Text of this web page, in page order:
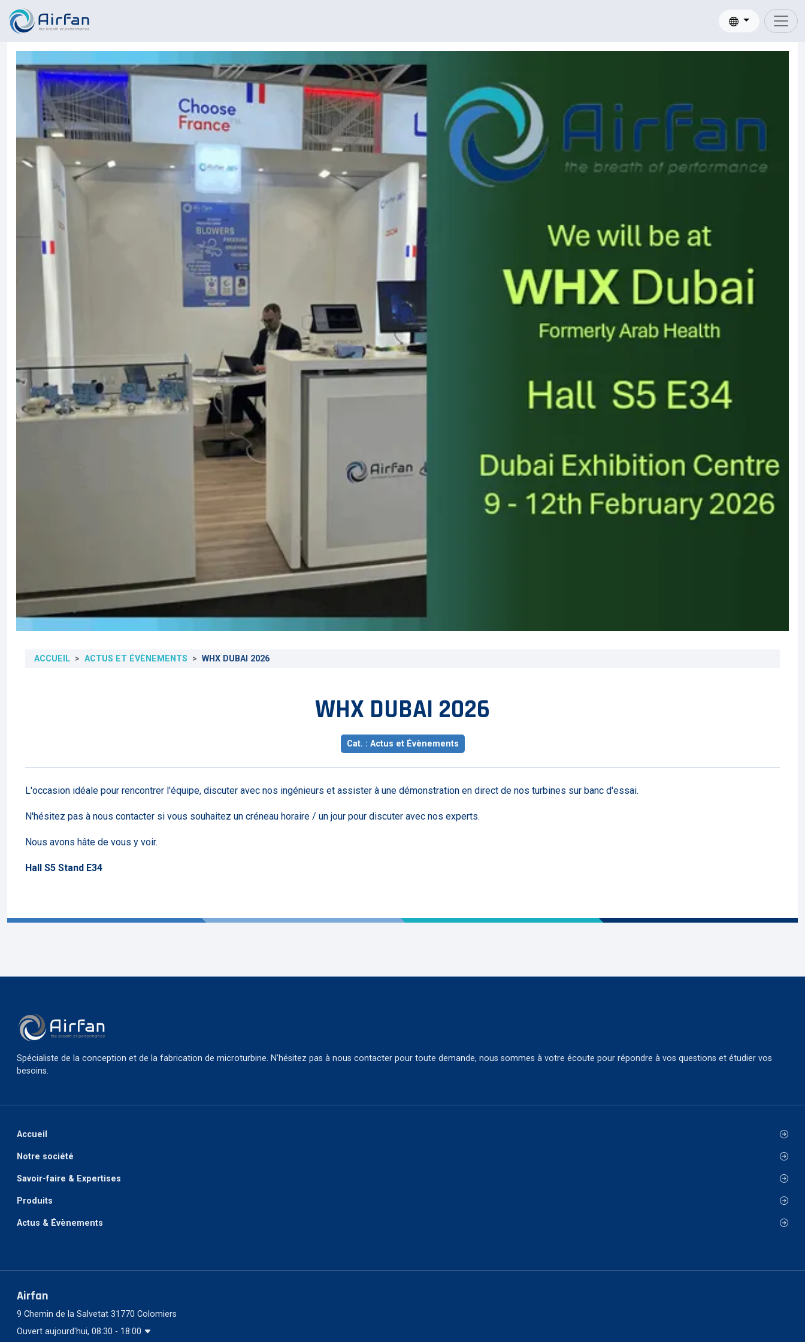
ACCUEIL ACTUS ET ÉVÈNEMENTS WHX DUBAI 2026
WHX DUBAI 2026
Cat. : Actus et Évènements
L'occasion idéale pour rencontrer l'équipe, discuter avec nos ingénieurs et assister à une démonstration en direct de nos turbines sur banc d'essai.
N'hésitez pas à nous contacter si vous souhaitez un créneau horaire / un jour pour discuter avec nos experts.
Nous avons hâte de vous y voir.
Hall S5 Stand E34
Spécialiste de la conception et de la fabrication de microturbine. N’hésitez pas à nous contacter pour toute demande, nous sommes à votre écoute pour répondre à vos questions et étudier vos
besoins.
Accueil
Notre société
Savoir-faire & Expertises
Produits
Actus & Évènements
Airfan
9 Chemin de la Salvetat 31770 Colomiers
Ouvert aujourd'hui, 08:30 - 18:00